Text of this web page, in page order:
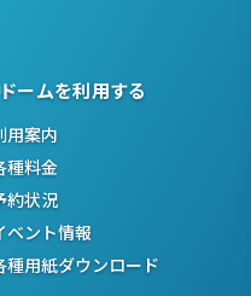
ドームを利用する
用案内
種料金
約状況
ベント情報
種用紙ダウンロード